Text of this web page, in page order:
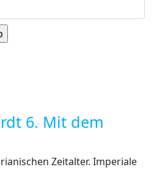
6. Mit dem
Zeitalter. Imperiale